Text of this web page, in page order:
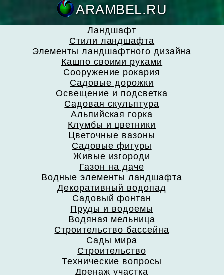
Ландшафт
Стили ландшафта
Элементы ландшафтного дизайна
Кашпо своими руками
Сооружение рокария
Садовые дорожки
Освещение и подсветка
Садовая скульптура
Альпийская горка
Клумбы и цветники
Цветочные вазоны
Садовые фигуры
Живые изгороди
Газон на даче
Водные элементы ландшафта
Декоративный водопад
Садовый фонтан
Пруды и водоемы
Водяная мельница
Строительство бассейна
Сады мира
Строительство
Технические вопросы
Дренаж участка